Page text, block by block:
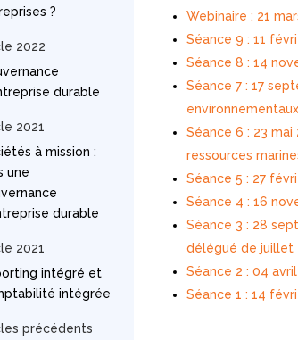
?
2022
durable
2021
à mission :
une
durable
2021
intégré et
intégrée
précédents
Webinaire : 21
Séance 9 : 11
Séance 8 : 14
Séance 7 : 17
environnementaux
Séance 6 : 23
ressources
Séance 5 : 27
Séance 4 : 16
Séance 3 : 28
délégué de juillet
Séance 2 : 04
Séance 1 : 14